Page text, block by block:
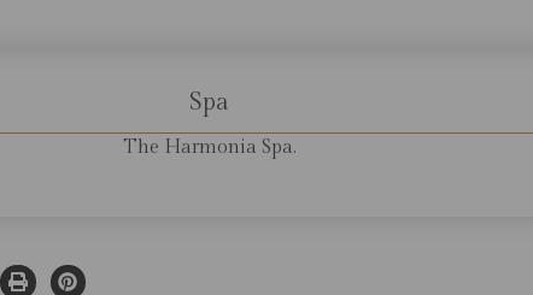
Spa
The Harmonia Spa.